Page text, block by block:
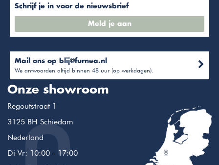
Schrijf je in voor de nieuwsbrief
Meld je aan
Mail ons op blij@furnea.nl
We antwoorden altijd binnen 48 uur (op werkdagen).
Onze showroom
Regoutstraat 1
3125 BH Schiedam
Nederland
Di-Vr: 10:00 - 17:00